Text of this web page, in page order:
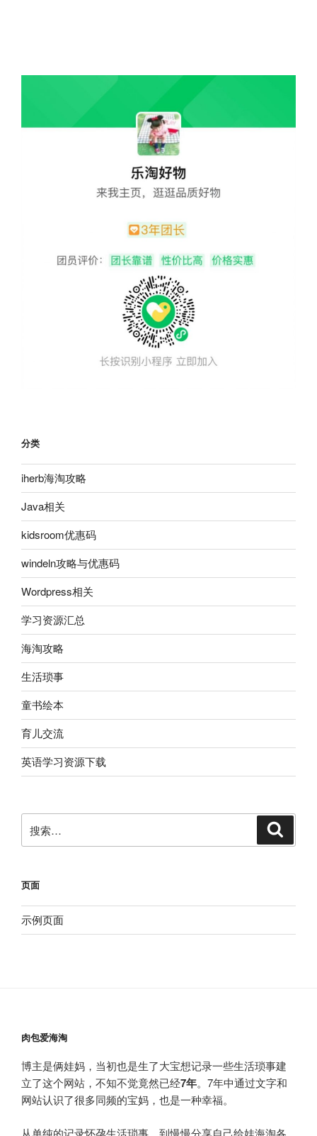
分类
iherb海淘攻略
Java相关
kidsroom优惠码
windeln攻略与优惠码
Wordpress相关
学习资源汇总
海淘攻略
生活琐事
童书绘本
育儿交流
英语学习资源下载
索：
页面
示例页面
肉包爱海淘
博主是俩娃妈，当初也是生了大宝想记录一些生活琐事建
立了这个网站，不知不觉竟然已经7年。7年中通过文字和
网站认识了很多同频的宝妈，也是一种幸福。
从单纯的记录怀孕生活琐事，到慢慢分享自己给娃海淘各